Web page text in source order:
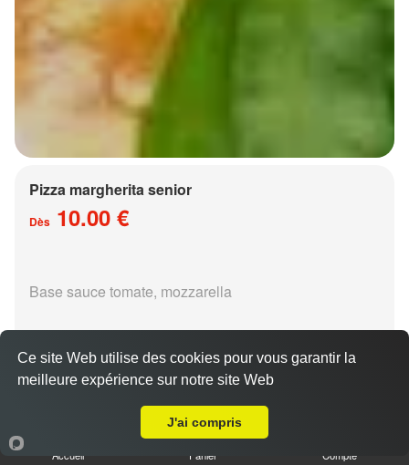
Pizza margherita senior
Dès 10.00 €
Base sauce tomate, mozzarella
15.00 €
Accueil Panier Compte
Ce site Web utilise des cookies pour vous garantir la
meilleure expérience sur notre site Web
J'ai compris